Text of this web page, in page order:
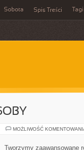
Sobota Spis Treści Tagi
MOŻLIWOŚĆ
Tworzymy zaawansowane